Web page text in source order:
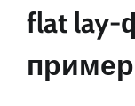
flat lay-